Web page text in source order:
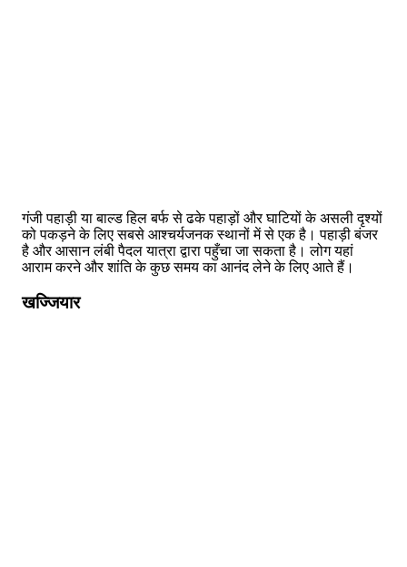
गंजी पहाड़ी या बाल्ड हिल बर्फ से ढके पहाड़ों और घाटियों के असली दृश्यों
को पकड़ने के लिए सबसे आश्चर्यजनक स्थानों में से एक है। पहाड़ी बंजर
है और आसान लंबी पैदल यात्रा द्वारा पहुँचा जा सकता है। लोग यहां
आराम करने और शांति के कुछ समय का आनंद लेने के लिए आते हैं।
खज्जियार